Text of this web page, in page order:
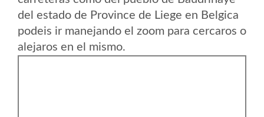
del estado de Province de Liege en Belgica
podeis ir manejando el zoom para cercaros o
alejaros en el mismo.